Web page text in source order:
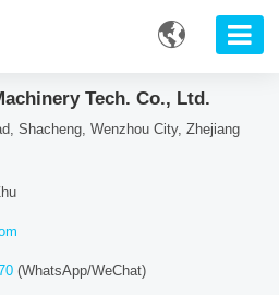

Tech. Co., Ltd.
Shacheng, Wenzhou City, Zhejiang
(WhatsApp/WeChat)